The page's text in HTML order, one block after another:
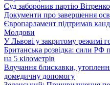
Суд заборонив партію Вітренко
Документи про завершення
Європарламент підтримав
Молдови
У Львові у закритому режимі
Британська розвідка: сили РФ
на 5 кілометрів
Влучання блискавки,
домедичну допомогу